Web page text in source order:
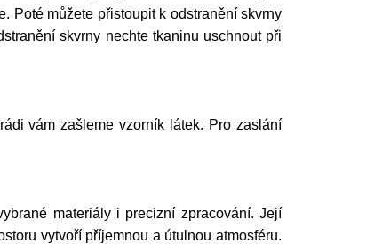
Poté můžete přistoupit k odstranění skvrny
skvrny nechte tkaninu uschnout při
vám zašleme vzorník látek. Pro zaslání
materiály i precizní zpracování. Její
vytvoří příjemnou a útulnou atmosféru.